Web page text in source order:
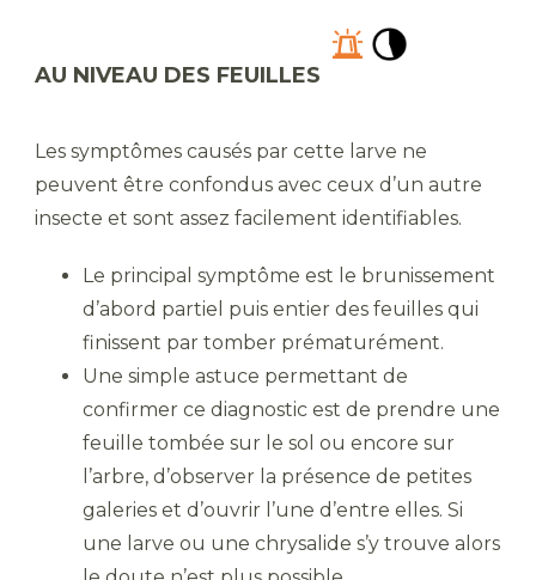
AU NIVEAU DES FEUILLES
Les symptômes causés par cette larve ne
peuvent être confondus avec ceux d’un autre
insecte et sont assez facilement identifiables.
Le principal symptôme est le brunissement
d’abord partiel puis entier des feuilles qui
finissent par tomber prématurément.
Une simple astuce permettant de
confirmer ce diagnostic est de prendre une
feuille tombée sur le sol ou encore sur
l’arbre, d’observer la présence de petites
galeries et d’ouvrir l’une d’entre elles. Si
une larve ou une chrysalide s’y trouve alors